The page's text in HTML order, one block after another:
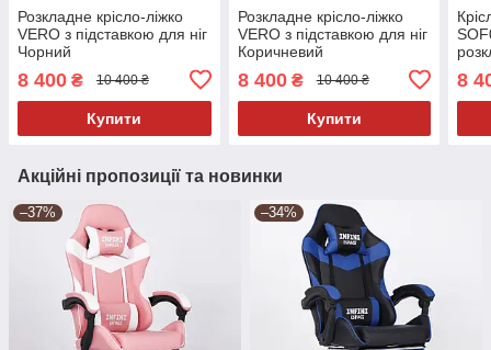
Розкладне крісло-ліжко
VERO з підставкою для ніг
Чорний
8 400 ₴ 10 400 ₴
Купити
Розкладне крісло-ліжко
VERO з підставкою для ніг
Коричневий
8 400₴ 10 400 ₴
Купити
8
Акційні пропозиції та новинки
–37% –34%